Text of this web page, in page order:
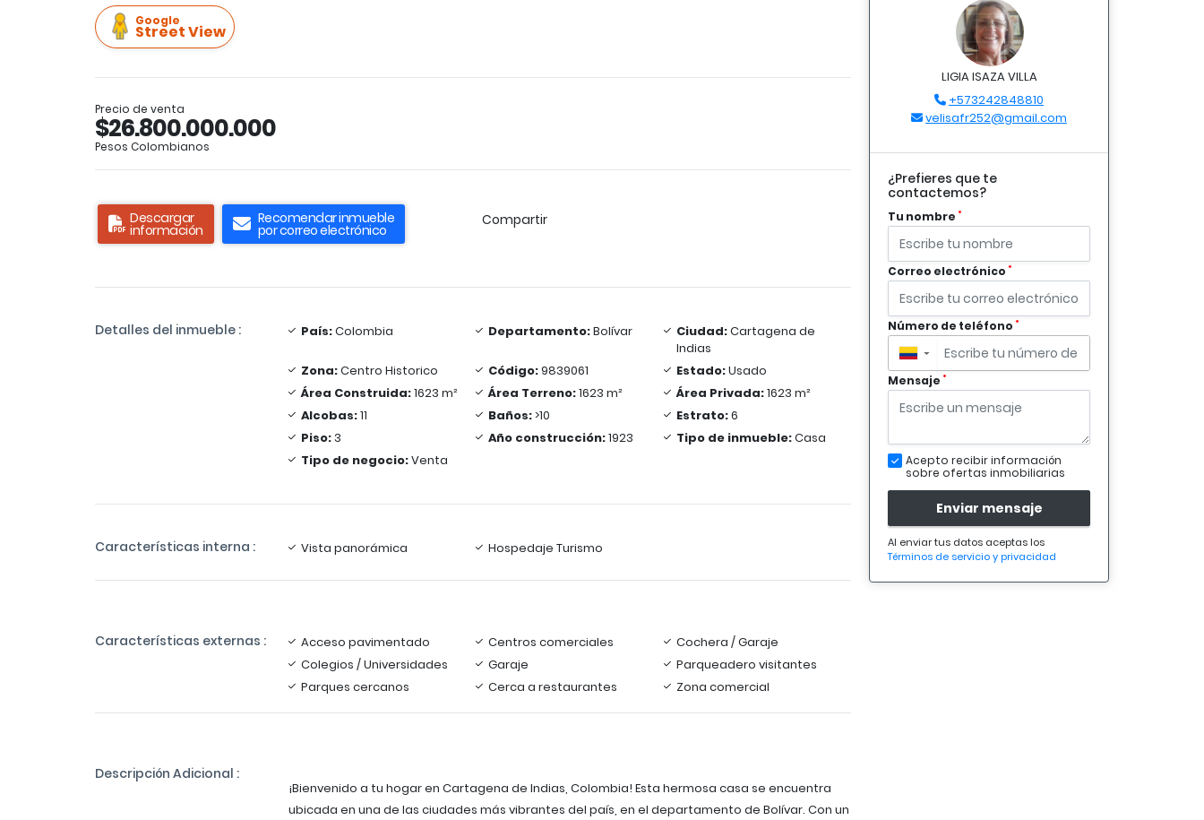
Google
Street View
Precio de venta
$26.800.000.000
Pesos Colombianos
Descargar
información
Recomendar inmueble
por correo electrónico
Compartir
Detalles del inmueble : País:Colombia Departamento:Bolívar Ciudad:Cartagena de
Indias
Zona:Centro Historico Código:9839061 Estado:Usado
Área Construida:1623 m² Área Terreno:1623 m² Área Privada:1623 m²
Alcobas:11 Baños:>10 Estrato:6
Piso:3 Año construcción:1923 Tipo de inmueble:Casa
Tipo de negocio:Venta
Características interna : Vista panorámica Hospedaje Turismo
Características externas : Acceso pavimentado Centros comerciales
Cochera / Garaje
Colegios / Universidades
Garaje
Parqueadero visitantes
Parques cercanos
Cerca a restaurantes Zona comercial
Descripción Adicional :
¡Bienvenido a tu hogar en Cartagena de Indias, Colombia! Esta hermosa casa se encuentra
ubicada en una de las ciudades más vibrantes del país, en el departamento de Bolívar. Con un
LIGIA ISAZA VILLA
+573242848810
velisafr252@gmail.com
¿Prefieres que te
contactemos?
Tu nombre *
Correo electrónico *
Número de teléfono *
▼
Mensaje *
Acepto recibir información
sobre ofertas inmobiliarias
Enviar mensaje
Al enviar tus datos aceptas los
Términos de servicio y privacidad